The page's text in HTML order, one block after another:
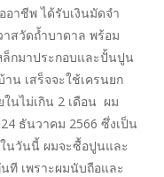
อาชีพ ได้รับเงินมัดจำ
สวัดถ้ำบาดาล พร้อม
ล็กมาประกอบและปั้นปูน
น เสร็จจะใช้เครนยก
นไม่เกิน 2 เดือน ผม
ธันวาคม 2566 ซึ่งเป็น
นวันนี้ ผมจะซื้อปูนและ
ที เพราะผมนับถือและ